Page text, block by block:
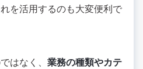
を活用するのも大変便利で
はなく、 業務の種類やカテ